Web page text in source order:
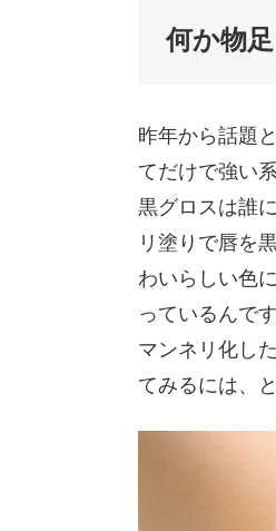
何か物
昨年から話題
てだけで強い
黒グロスは誰
リ塗りで唇を
わいらしい色
っているんで
マンネリ化し
てみるには、